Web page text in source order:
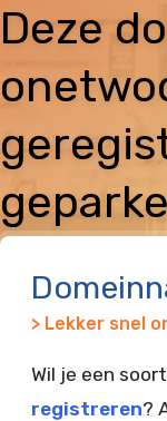
Deze
> Lekker snel
Wil je een
registreren?